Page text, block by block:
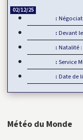
02/12/25
Devant
Natalité
Service
Date de
Météo du Monde